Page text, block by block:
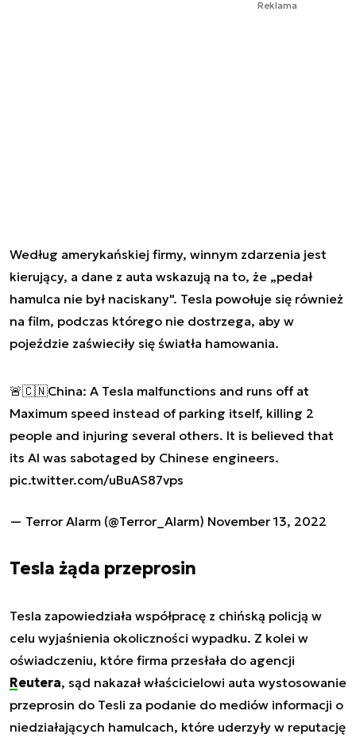
Reklama
Według amerykańskiej firmy, winnym zdarzenia jest
kierujący, a dane z auta wskazują na to, że „pedał
hamulca nie był naciskany". Tesla powołuje się również
na film, podczas którego nie dostrzega, aby w
pojeździe zaświeciły się światła hamowania.
🚨🇨🇳China: A Tesla malfunctions and runs off at
Maximum speed instead of parking itself, killing 2
people and injuring several others. It is believed that
its AI was sabotaged by Chinese engineers.
pic.twitter.com/uBuAS87vps
— Terror Alarm (@Terror_Alarm) November 13, 2022
Tesla żąda przeprosin
Tesla zapowiedziała współpracę z chińską policją w
celu wyjaśnienia okoliczności wypadku. Z kolei w
oświadczeniu, które firma przesłała do agencji
Reutera, sąd nakazał właścicielowi auta wystosowanie
przeprosin do Tesli za podanie do mediów informacji o
niedziałających hamulcach, które uderzyły w reputację